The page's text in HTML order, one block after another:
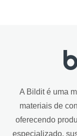
A Bildit é uma
materiais de
oferecendo
especializado,